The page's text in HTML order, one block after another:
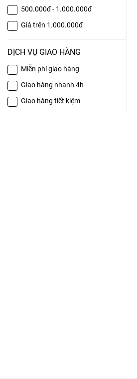
500.000đ - 1.000.000đ
Giá trên 1.000.000đ
DỊCH VỤ GIAO HÀNG
Miễn phí giao hàng
Giao hàng nhanh 4h
Giao hàng tiết kiệm